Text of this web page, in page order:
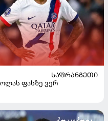
ᲡᲐᲤᲠᲐᲜᲒᲔᲗᲘ
ფასზე ვერ